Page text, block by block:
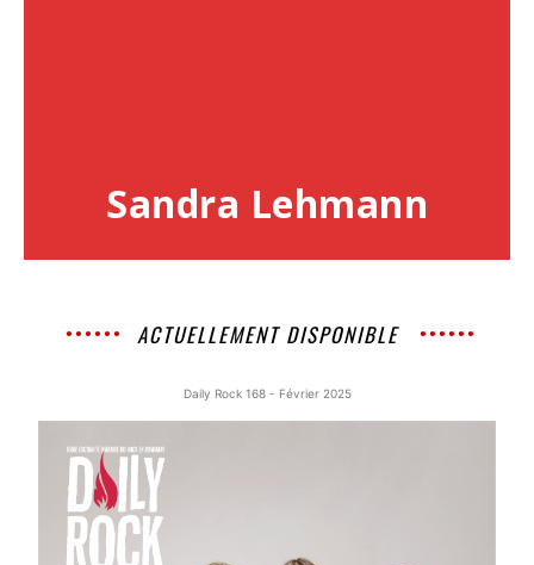
Sandra Lehmann
ACTUELLEMENT DISPONIBLE
Daily Rock 168 - Février 2025